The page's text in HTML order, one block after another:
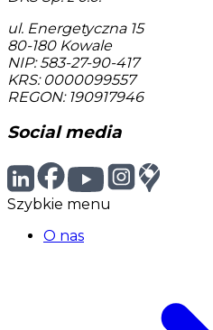
ul. Energetyczna 15
80-180 Kowale
NIP: 583-27-90-417
KRS: 0000099557
REGON: 190917946
Social media
Szybkie menu
O nas